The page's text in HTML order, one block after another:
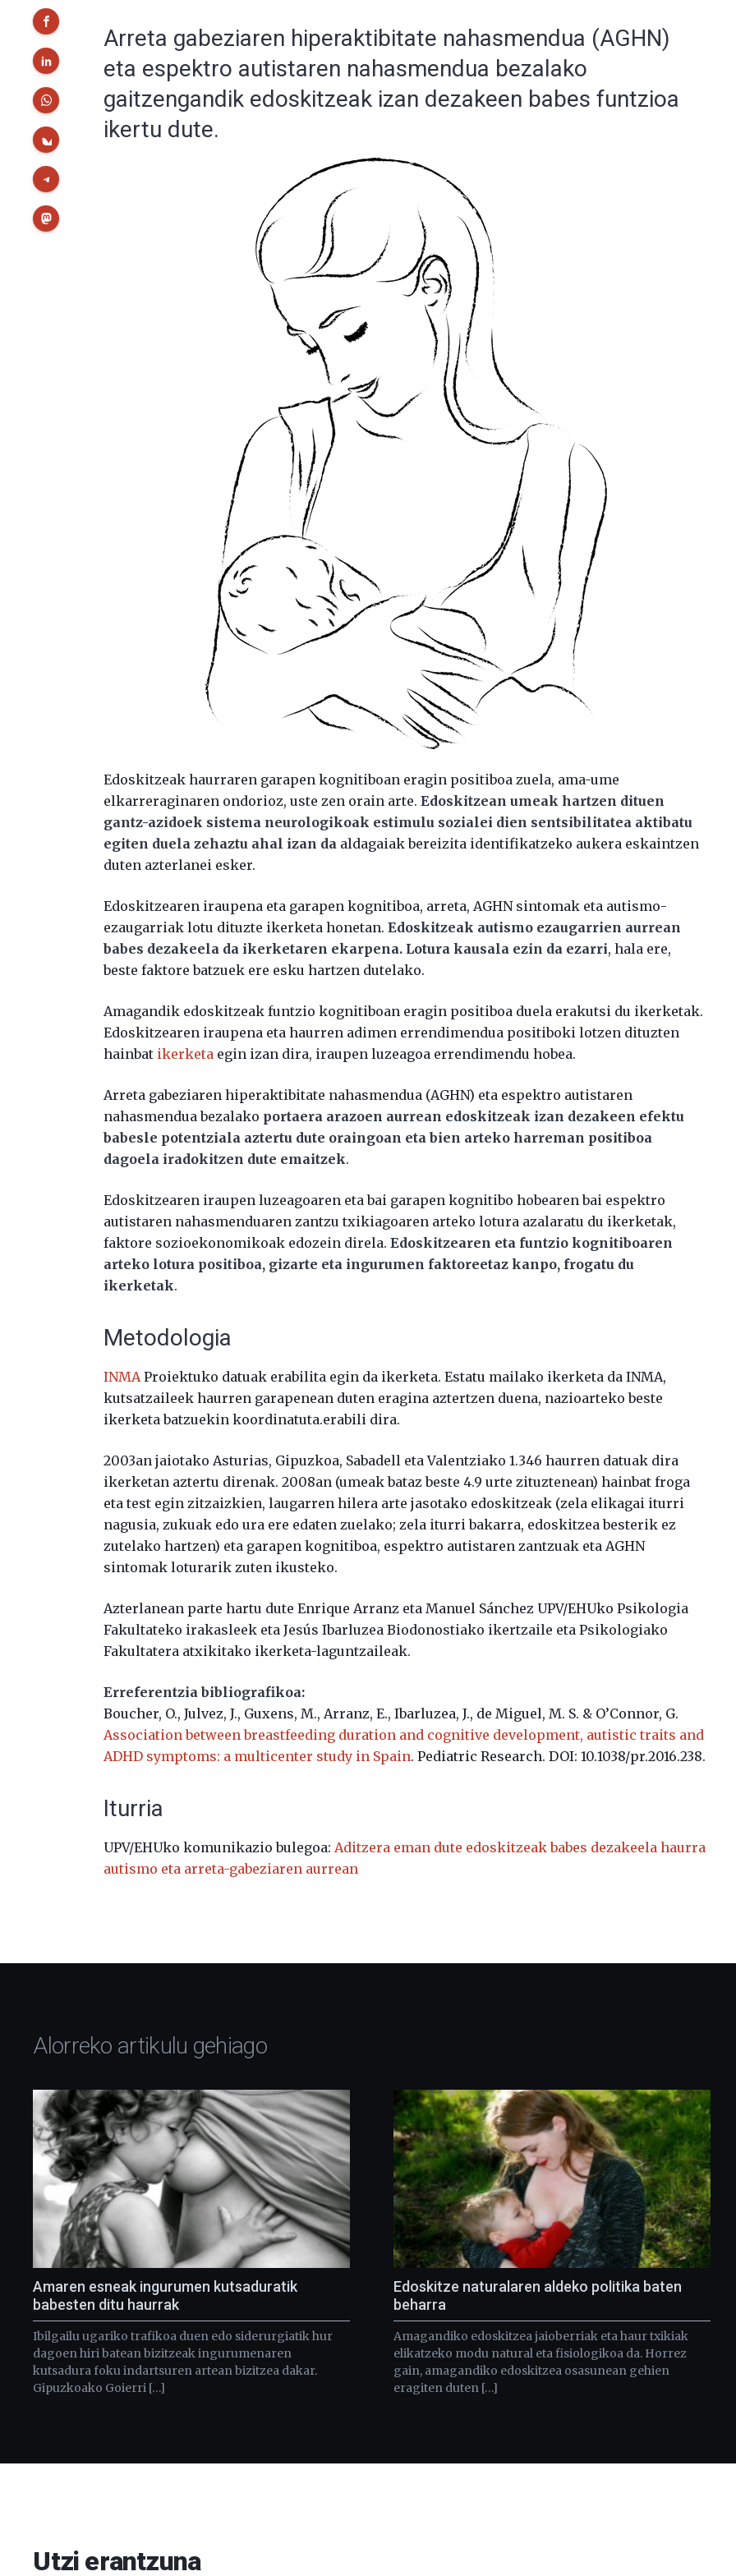
Arreta gabeziaren hiperaktibitate nahasmendua (AGHN)
eta espektro autistaren nahasmendua bezalako
gaitzengandik edoskitzeak izan dezakeen babes funtzioa
ikertu dute.
Edoskitzeak haurraren garapen kognitiboan eragin positiboa zuela, ama-ume
elkarreraginaren ondorioz, uste zen orain arte.Edoskitzean umeak hartzen dituen
gantz-azidoek sistema neurologikoak estimulu sozialei dien sentsibilitatea aktibatu
egiten duela zehaztu ahal izan da aldagaiak bereizita identifikatzeko aukera eskaintzen
duten azterlanei esker.
Edoskitzearen iraupena eta garapen kognitiboa, arreta, AGHN sintomak eta autismo-
ezaugarriak lotu dituzte ikerketa honetan.Edoskitzeak autismo ezaugarrien aurrean
babes dezakeela da ikerketaren ekarpena. Lotura kausala ezin da ezarri, hala ere,
beste faktore batzuek ere esku hartzen dutelako.
Amagandik edoskitzeak funtzio kognitiboan eragin positiboa duela erakutsi du ikerketak.
Edoskitzearen iraupena eta haurren adimen errendimendua positiboki lotzen dituzten
hainbat ikerketa egin izan dira, iraupen luzeagoa errendimendu hobea.
Arreta gabeziaren hiperaktibitate nahasmendua (AGHN) eta espektro autistaren
nahasmendua bezalako portaera arazoen aurrean edoskitzeak izan dezakeen efektu
babesle potentziala aztertu dute oraingoan eta bien arteko harreman positiboa
dagoela iradokitzen dute emaitzek.
Edoskitzearen iraupen luzeagoaren eta bai garapen kognitibo hobearen bai espektro
autistaren nahasmenduaren zantzu txikiagoaren arteko lotura azalaratu du ikerketak,
faktore sozioekonomikoak edozein direla.Edoskitzearen eta funtzio kognitiboaren
arteko lotura positiboa, gizarte eta ingurumen faktoreetaz kanpo, frogatu du
ikerketak.
Metodologia
INMAProiektuko datuak erabilita egin da ikerketa. Estatu mailako ikerketa da INMA,
kutsatzaileek haurren garapenean duten eragina aztertzen duena, nazioarteko beste
ikerketa batzuekin koordinatuta.erabili dira.
2003an jaiotako Asturias, Gipuzkoa, Sabadell eta Valentziako 1.346 haurren datuak dira
ikerketan aztertu direnak. 2008an (umeak bataz beste 4.9 urte zituztenean) hainbat froga
eta test egin zitzaizkien, laugarren hilera arte jasotako edoskitzeak (zela elikagai iturri
nagusia, zukuak edo ura ere edaten zuelako; zela iturri bakarra, edoskitzea besterik ez
zutelako hartzen) eta garapen kognitiboa, espektro autistaren zantzuak eta AGHN
sintomak loturarik zuten ikusteko.
Azterlanean parte hartu dute Enrique Arranz eta Manuel Sánchez UPV/EHUko Psikologia
Fakultateko irakasleek eta Jesús Ibarluzea Biodonostiako ikertzaile eta Psikologiako
Fakultatera atxikitako ikerketa-laguntzaileak.
Erreferentzia bibliografikoa:
Boucher, O., Julvez, J., Guxens, M., Arranz, E., Ibarluzea, J., de Miguel, M. S. & O’Connor, G.
Association between breastfeeding duration and cognitive development, autistic traits and
ADHD symptoms: a multicenter study in Spain. Pediatric Research. DOI: 10.1038/pr.2016.238.
Iturria
UPV/EHUko komunikazio bulegoa:Aditzera eman dute edoskitzeak babes dezakeela haurra
autismo eta arreta-gabeziaren aurrean
Alorreko artikulu gehiago
Amaren esneak ingurumen kutsaduratik
babesten ditu haurrak
Ibilgailu ugariko trafikoa duen edo siderurgiatik hur
dagoen hiri batean bizitzeak ingurumenaren
kutsadura foku indartsuren artean bizitzea dakar.
Gipuzkoako Goierri […]
Edoskitze naturalaren aldeko politika baten
beharra
Amagandiko edoskitzea jaioberriak eta haur txikiak
elikatzeko modu natural eta fisiologikoa da. Horrez
gain, amagandiko edoskitzea osasunean gehien
eragiten duten […]
Utzi erantzuna